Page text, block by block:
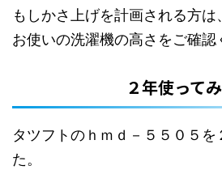
もしかさ上げを計画される方
お使いの洗濯機の高さをご確認
２年使って
タツフトのｈｍｄ－５５０５を
た。